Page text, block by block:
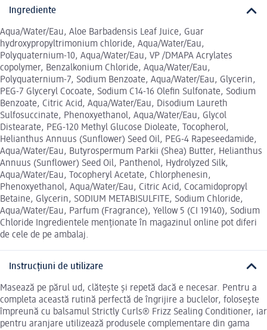
Ingrediente
Aqua/Water/Eau, Aloe Barbadensis Leaf Juice, Guar
hydroxypropyltrimonium chloride, Aqua/Water/Eau,
Polyquaternium-10, Aqua/Water/Eau, VP /DMAPA Acrylates
copolymer, Benzalkonium Chloride, Aqua/Water/Eau,
Polyquaternium-7, Sodium Benzoate, Aqua/Water/Eau, Glycerin,
PEG-7 Glyceryl Cocoate, Sodium C14-16 Olefin Sulfonate, Sodium
Benzoate, Citric Acid, Aqua/Water/Eau, Disodium Laureth
Sulfosuccinate, Phenoxyethanol, Aqua/Water/Eau, Glycol
Distearate, PEG-120 Methyl Glucose Dioleate, Tocopherol,
Helianthus Annuus (Sunflower) Seed Oil, PEG-4 Rapeseedamide,
Aqua/Water/Eau, Butyrospermum Parkii (Shea) Butter, Helianthus
Annuus (Sunflower) Seed Oil, Panthenol, Hydrolyzed Silk,
Aqua/Water/Eau, Tocopheryl Acetate, Chlorphenesin,
Phenoxyethanol, Aqua/Water/Eau, Citric Acid, Cocamidopropyl
Betaine, Glycerin, SODIUM METABISULFITE, Sodium Chloride,
Aqua/Water/Eau, Parfum (Fragrance), Yellow 5 (CI 19140), Sodium
Chloride Ingredientele menționate în magazinul online pot diferi
de cele de pe ambalaj.
Instrucțiuni de utilizare
Masează pe părul ud, clătește și repetă dacă e necesar. Pentru a
completa această rutină perfectă de îngrijire a buclelor, folosește
împreună cu balsamul Strictly Curls® Frizz Sealing Conditioner, iar
pentru aranjare utilizează produsele complementare din gama